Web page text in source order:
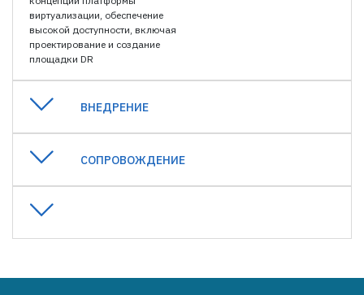
виртуализации, обеспечение
высокой доступности, включая
проектирование и создание
площадки DR
ВНЕДРЕНИЕ
СОПРОВОЖДЕНИЕ